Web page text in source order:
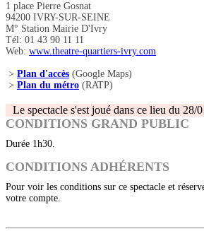
1 place Pierre Gosnat
94200 IVRY-SUR-SEINE
M° Station Mairie D'Ivry
Tél: 01 43 90 11 11
Web: www.theatre-quartiers-ivry.com
> Plan d'accès (Google Maps)
> Plan du métro (RATP)
Le spectacle s'est joué dans ce lieu du 28/
CONDITIONS GRAND PUBLIC
Durée 1h30.
CONDITIONS ADHÉRENTS
Pour voir les conditions sur ce spectacle et
votre compte.